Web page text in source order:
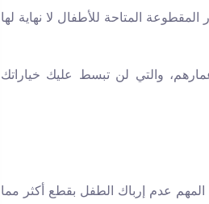
المتاحة للأطفال لا نهاية لها
والتي لن تبسط عليك خياراتك
خشبية كبيرة. ولكن من المهم عدم إرباك الطفل بقطع أكثر مما